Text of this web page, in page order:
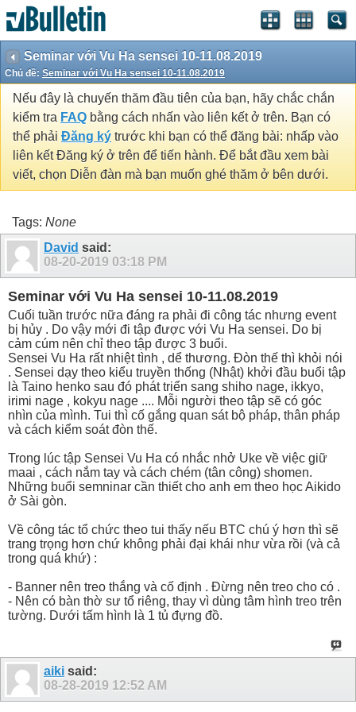
Seminar với Vu Ha sensei 10-11.08.2019
Chủ đề: Seminar với Vu Ha sensei 10-11.08.2019
Nếu đây là chuyến thăm đầu tiên của bạn, hãy chắc chắn
kiểm tra FAQ bằng cách nhấn vào liên kết ở trên. Bạn có
thể phải Đăng ký trước khi bạn có thể đăng bài: nhấp vào
liên kết Đăng ký ở trên để tiến hành. Để bắt đầu xem bài
viết, chọn Diễn đàn mà bạn muốn ghé thăm ở bên dưới.
Tags: None
David said:
08-20-2019 03:18 PM
Seminar với Vu Ha sensei 10-11.08.2019
Cuối tuần trước nữa đáng ra phải đi công tác nhưng event
bị hủy . Do vậy mới đi tập được với Vu Ha sensei. Do bị
cảm cúm nên chỉ theo tập được 3 buổi.
Sensei Vu Ha rất nhiệt tình , dể thương. Đòn thế thì khỏi nói
. Sensei dạy theo kiểu truyền thống (Nhật) khởi đầu buổi tập
là Taino henko sau đó phát triển sang shiho nage, ikkyo,
irimi nage , kokyu nage .... Mỗi người theo tập sẽ có góc
nhìn của mình. Tui thì cố gắng quan sát bộ pháp, thân pháp
và cách kiểm soát đòn thế.
Trong lúc tập Sensei Vu Ha có nhắc nhở Uke về việc giữ
maai , cách nắm tay và cách chém (tân công) shomen.
Những buổi semninar cần thiết cho anh em theo học Aikido
ở Sài gòn.
Về công tác tổ chức theo tui thấy nếu BTC chú ý hơn thì sẽ
trang trọng hơn chứ không phải đại khái như vừa rồi (và cả
trong quá khứ) :
- Banner nên treo thắng và cố định . Đừng nên treo cho có .
- Nên có bàn thờ sư tổ riêng, thay vì dùng tâm hình treo trên
tường. Dưới tấm hình là 1 tủ đựng đồ.
aiki said:
08-28-2019 12:52 AM